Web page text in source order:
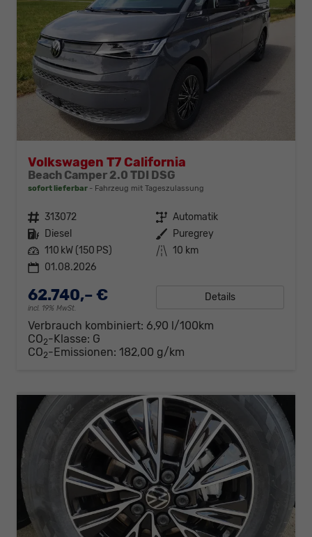
Volkswagen T7 California
Beach Camper 2.0 TDI DSG
sofort lieferbar Fahrzeug mit Tageszulassung
Fahrzeugnr. 313072 Getriebe Automatik
Kraftstoff Diesel Außenfarbe Puregrey
Leistung 110 kW (150 PS) Kilometerstand 10 km
01.08.2026
62.740,– €
incl. 19% MwSt.
Details
Verbrauch kombiniert: 6,90 l/100km
CO2-Klasse: G
CO2-Emissionen: 182,00 g/km